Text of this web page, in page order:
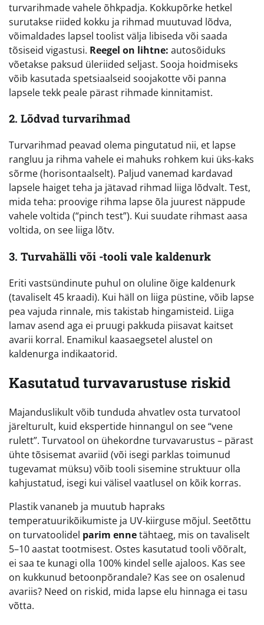
turvarihmade vahele õhkpadja. Kokkupõrke hetkel
surutakse riided kokku ja rihmad muutuvad lõdva,
võimaldades lapsel toolist välja libiseda või saada
tõsiseid vigastusi. Reegel on lihtne: autosõiduks
võetakse paksud üleriided seljast. Sooja hoidmiseks
võib kasutada spetsiaalseid soojakotte või panna
lapsele tekk peale pärast rihmade kinnitamist.
2. Lõdvad turvarihmad
Turvarihmad peavad olema pingutatud nii, et lapse
rangluu ja rihma vahele ei mahuks rohkem kui üks-kaks
sõrme (horisontaalselt). Paljud vanemad kardavad
lapsele haiget teha ja jätavad rihmad liiga lõdvalt. Test,
mida teha: proovige rihma lapse õla juurest näppude
vahele voltida (“pinch test”). Kui suudate rihmast aasa
voltida, on see liiga lõtv.
3. Turvahälli või -tooli vale kaldenurk
Eriti vastsündinute puhul on oluline õige kaldenurk
(tavaliselt 45 kraadi). Kui häll on liiga püstine, võib lapse
pea vajuda rinnale, mis takistab hingamisteid. Liiga
lamav asend aga ei pruugi pakkuda piisavat kaitset
avarii korral. Enamikul kaasaegsetel alustel on
kaldenurga indikaatorid.
Kasutatud turvavarustuse riskid
Majanduslikult võib tunduda ahvatlev osta turvatool
järelturult, kuid ekspertide hinnangul on see “vene
rulett”. Turvatool on ühekordne turvavarustus – pärast
ühte tõsisemat avariid (või isegi parklas toimunud
tugevamat müksu) võib tooli sisemine struktuur olla
kahjustatud, isegi kui välisel vaatlusel on kõik korras.
Plastik vananeb ja muutub hapraks
temperatuurikõikumiste ja UV-kiirguse mõjul. Seetõttu
on turvatoolidel parim ennetähtaeg, mis on tavaliselt
5–10 aastat tootmisest. Ostes kasutatud tooli võõralt,
ei saa te kunagi olla 100% kindel selle ajaloos. Kas see
on kukkunud betoonpõrandale? Kas see on osalenud
avariis? Need on riskid, mida lapse elu hinnaga ei tasu
võtta.